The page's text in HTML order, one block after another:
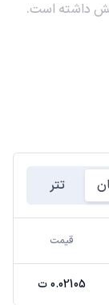
تتر
قیمت
0.02105 ت